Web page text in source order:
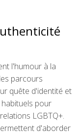
l'humour à la
parcours
quête d'identité et
pour
LGBTQ+.
d'aborder